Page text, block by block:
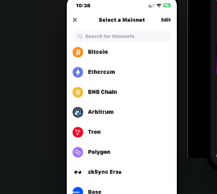
Português (Portugal)
Bahasa Indonesia